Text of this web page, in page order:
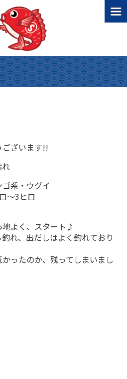
ございます!!
系・ウグイ
～3ヒロ
よく、スタート♪
れ、出だしはよく釣れており
ったのか、残ってしまいまし